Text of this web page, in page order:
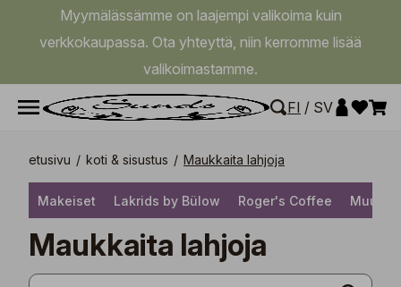
Myymälässämme on laajempi valikoima kuin
verkkokaupassa. Ota yhteyttä, niin kerromme lisää
valikoimastamme.
FI / SV
etusivu / koti & sisustus / Maukkaita lahjoja
Makeiset Lakrids by Bülow Roger's Coffee Muut
Maukkaita lahjoja